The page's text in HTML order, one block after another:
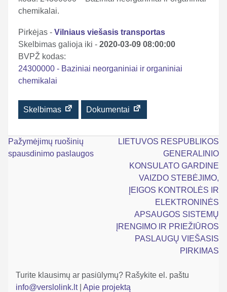
chemikalai.
Pirkėjas - Vilniaus viešasis transportas
Skelbimas galioja iki - 2020-03-09 08:00:00
BVPŽ kodas:
24300000 - Baziniai neorganiniai ir organiniai
chemikalai
Skelbimas Dokumentai
Navigacija
tarp
Pažymėjimų ruošinių
spausdinimo paslaugos
LIETUVOS RESPUBLIKOS
GENERALINIO
KONSULATO GARDINE
VAIZDO STEBĖJIMO,
ĮEIGOS KONTROLĖS IR
ELEKTRONINĖS
APSAUGOS SISTEMŲ
ĮRENGIMO IR PRIEŽIŪROS
PASLAUGŲ VIEŠASIS
PIRKIMAS
Turite klausimų ar pasiūlymų? Rašykite el. paštu
info@verslolink.lt Apie projektą